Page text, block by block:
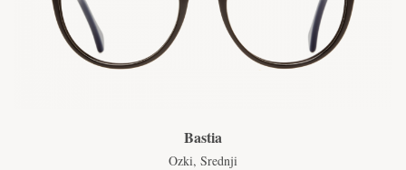
Bastia
Ozki, Srednji